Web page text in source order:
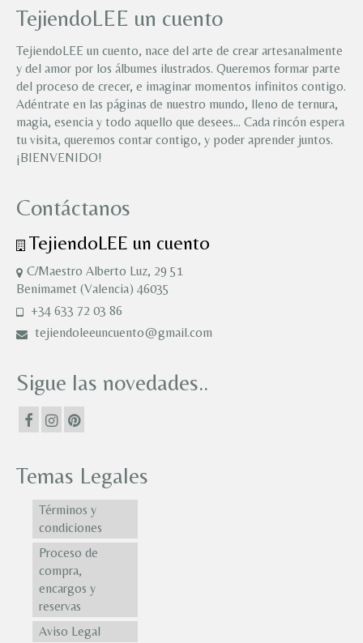
TejiendoLEE un cuento
TejiendoLEE un cuento, nace del arte de crear artesanalmente
y del amor por los álbumes ilustrados. Queremos formar parte
del proceso de crecer, e imaginar momentos infinitos contigo.
Adéntrate en las páginas de nuestro mundo, lleno de ternura,
magia, esencia y todo aquello que desees… Cada rincón espera
tu visita, queremos contar contigo, y poder aprender juntos.
¡BIENVENIDO!
Contáctanos
TejiendoLEE un cuento
C/Maestro Alberto Luz, 29 51
Benimamet (Valencia) 46035
+34 633 72 03 86
tejiendoleeuncuento@gmail.com
Sigue las novedades..
Temas Legales
Términos y
condiciones
Proceso de
compra,
encargos y
reservas
Aviso Legal